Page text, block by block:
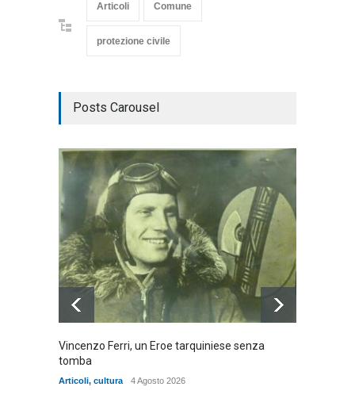
Articoli Comune
protezione civile
Posts Carousel
Vincenzo Ferri, un Eroe tarquiniese senza
tomba
Articoli, cultura 4 Agosto 2026